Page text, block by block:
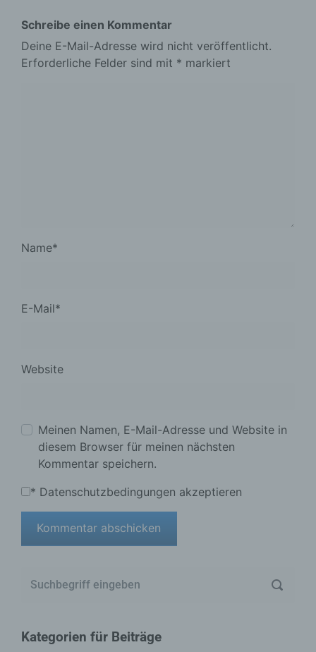
Schreibe einen Kommentar
Deine E-Mail-Adresse wird nicht veröffentlicht.
Erforderliche Felder sind mit * markiert
Name*
E-Mail*
Website
Meinen Namen, E-Mail-Adresse und Website in
diesem Browser für meinen nächsten
Kommentar speichern.
* Datenschutzbedingungen akzeptieren
Kategorien für Beiträge